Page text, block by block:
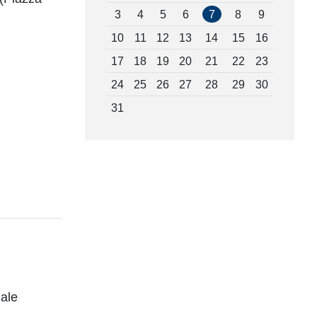
3 4 5 6 7 8
9
10
11 12 13 14 15
16
17
18 19 20 21 22
23
24
25 26 27 28 29
30
31